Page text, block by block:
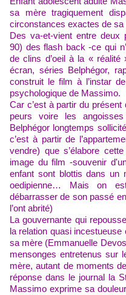
sa mère tragiquement
circonstances exactes de sa
Des va-et-vient entre deux
90) des flash back -ce qui
de clins d’oeil à la «
écran, séries Belphégor,
construit le film à l’instar
psychologique de Massimo.
Car c’est à partir du présent
peurs voire les
Belphégor longtemps
c’est à partir de
vendre) que s’élabore
image du film -souvenir
enfant sont blottis dans un
oedipienne…
Mais on
débarrasser de son passé
l’ont abrité)
La gouvernante qui
la relation quasi
sa mère (Emmanuelle
mensonges entretenus sur
mère, autant de moments
réponse dans le journal la
Massimo exprime sa